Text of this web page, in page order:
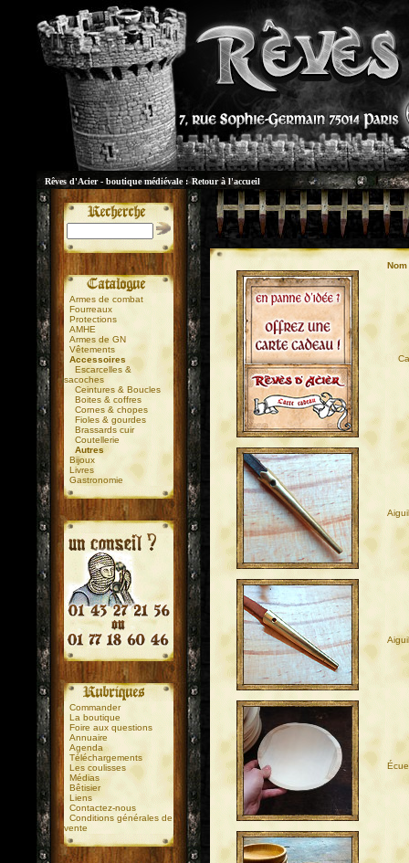
Rêves d'Acier - boutique médiévale : Retour à l'accueil
.
Armes de combat
Fourreaux
Protections
AMHE
Armes de GN
Vêtements
Accessoires
Escarcelles &
sacoches
Ceintures & Boucles
Boites & coffres
Cornes & chopes
Fioles & gourdes
Brassards cuir
Coutellerie
Autres
Bijoux
Livres
Gastronomie
Commander
La boutique
Foire aux questions
Annuaire
Agenda
Téléchargements
Les coulisses
Médias
Bêtisier
Liens
Contactez-nous
Conditions générales de
vente
.